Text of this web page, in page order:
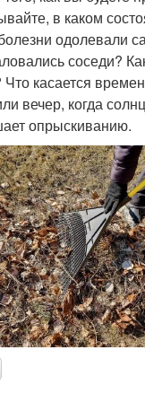
в каком
одолевали
соседи?
касается
вечер, когда
опрыскиванию.